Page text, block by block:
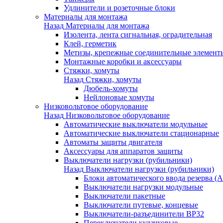
Удлинители и розеточные блоки
Материалы для монтажа
Назад Материалы для монтажа
Изолента, лента сигнальная, оградительная
Клей, герметик
Метизы, крепежные соединительные
Монтажные коробки и аксессуары
Стяжки, хомуты
Назад Стяжки, хомуты
Дюбель-хомуты
Нейлоновые хомуты
Низковольтовое оборудование
Назад Низковольтовое оборудование
Автоматические выключатели модульные
Автоматические выключатели стационарные
Автоматы защиты двигателя
Аксессуары для аппаратов защиты
Выключатели нагрузки (рубильники)
Назад Выключатели нагрузки (рубильники)
Блоки автоматического ввода резерва
Выключатели нагрузки модульные
Выключатели пакетные
Выключатели путевые, концевые
Выключатели-разъединители ВР32